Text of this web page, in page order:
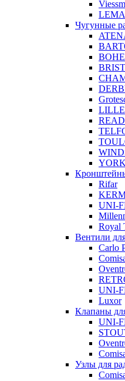
Чугунные
LILLE
YORK
Rifar
UNI-
Royal
Вентили
Carlo
UNI-
Luxor
Клапаны
UNI-
Узлы для